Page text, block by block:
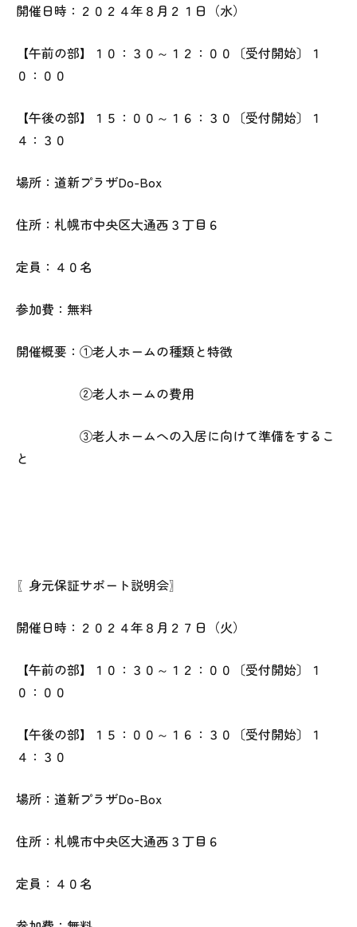
開催日時：２０２４年８月２１日（水）
【午前の部】１０：３０～１２：００〔受付開始〕１
０：００
【午後の部】１５：００～１６：３０〔受付開始〕１
４：３０
場所：道新プラザDo-Box
住所：札幌市中央区大通西３丁目６
定員：４０名
参加費：無料
開催概要：①老人ホームの種類と特徴
②老人ホームの費用
③老人ホームへの入居に向けて準備をするこ
と
〖身元保証サポート説明会〗
開催日時：２０２４年８月２７日（火）
【午前の部】１０：３０～１２：００〔受付開始〕１
０：００
【午後の部】１５：００～１６：３０〔受付開始〕１
４：３０
場所：道新プラザDo-Box
住所：札幌市中央区大通西３丁目６
定員：４０名